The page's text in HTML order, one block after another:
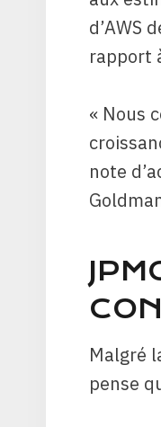
d’AWS
rapport
« Nous
note
Malgré
pense